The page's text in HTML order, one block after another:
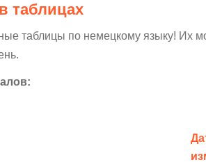
таблицах
таблицы по немецкому языку! Их